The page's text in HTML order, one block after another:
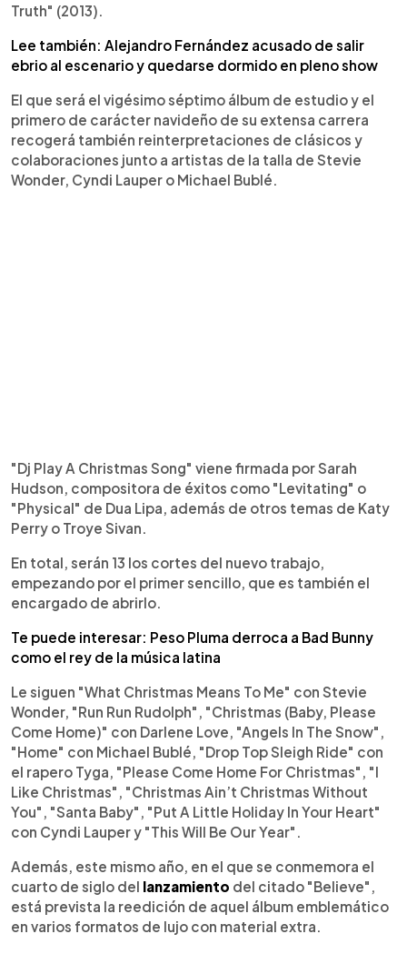
Truth" (2013).
Lee también: Alejandro Fernández acusado de salir
ebrio al escenario y quedarse dormido en pleno show
El que será el vigésimo séptimo álbum de estudio y el
primero de carácter navideño de su extensa carrera
recogerá también reinterpretaciones de clásicos y
colaboraciones junto a artistas de la talla de Stevie
Wonder, Cyndi Lauper o Michael Bublé.
"Dj Play A Christmas Song" viene firmada por Sarah
Hudson, compositora de éxitos como "Levitating" o
"Physical" de Dua Lipa, además de otros temas de Katy
Perry o Troye Sivan.
En total, serán 13 los cortes del nuevo trabajo,
empezando por el primer sencillo, que es también el
encargado de abrirlo.
Te puede interesar: Peso Pluma derroca a Bad Bunny
como el rey de la música latina
Le siguen "What Christmas Means To Me" con Stevie
Wonder, "Run Run Rudolph", "Christmas (Baby, Please
Come Home)" con Darlene Love, "Angels In The Snow",
"Home" con Michael Bublé, "Drop Top Sleigh Ride" con
el rapero Tyga, "Please Come Home For Christmas", "I
Like Christmas", "Christmas Ain’t Christmas Without
You", "Santa Baby", "Put A Little Holiday In Your Heart"
con Cyndi Lauper y "This Will Be Our Year".
Además, este mismo año, en el que se conmemora el
cuarto de siglo del lanzamiento del citado "Believe",
está prevista la reedición de aquel álbum emblemático
en varios formatos de lujo con material extra.